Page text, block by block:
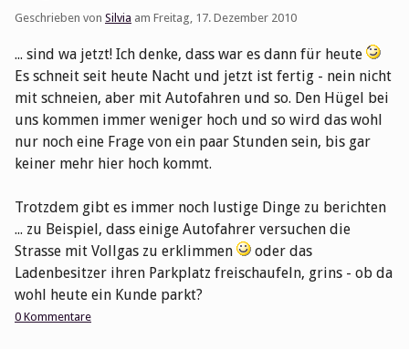
Geschrieben von Silvia am Freitag, 17. Dezember 2010
... sind wa jetzt! Ich denke, dass war es dann für heute
Es schneit seit heute Nacht und jetzt ist fertig - nein nicht
mit schneien, aber mit Autofahren und so. Den Hügel bei
uns kommen immer weniger hoch und so wird das wohl
nur noch eine Frage von ein paar Stunden sein, bis gar
keiner mehr hier hoch kommt.
Trotzdem gibt es immer noch lustige Dinge zu berichten
... zu Beispiel, dass einige Autofahrer versuchen die
Strasse mit Vollgas zu erklimmen
oder das
Ladenbesitzer ihren Parkplatz freischaufeln, grins - ob da
wohl heute ein Kunde parkt?
0 Kommentare